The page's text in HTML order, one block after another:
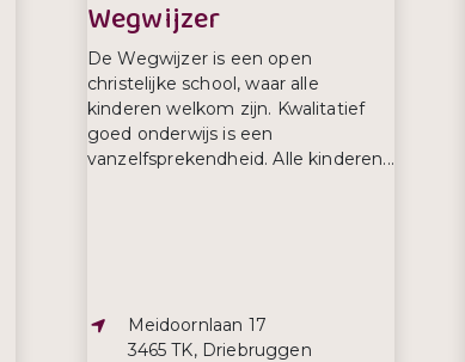
Wegwijzer
De Wegwijzer is een open
christelijke school, waar alle
kinderen welkom zijn. Kwalitatief
goed onderwijs is een
vanzelfsprekendheid. Alle kinderen...
Adres:
Meidoornlaan 17
3465 TK, Driebruggen